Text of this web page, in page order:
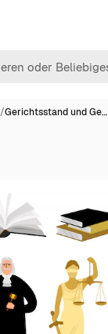
/Gerichtsstand und Ge…